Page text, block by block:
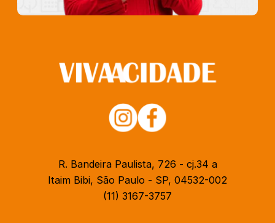
R. Bandeira Paulista, 726 - cj.34 a
Itaim Bibi, São Paulo - SP, 04532-002
(11) 3167-3757